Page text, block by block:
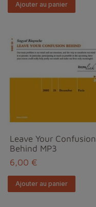
Ajouter au panier
Leave Your Confusion
Behind MP3
6,00 €
Ajouter au panier